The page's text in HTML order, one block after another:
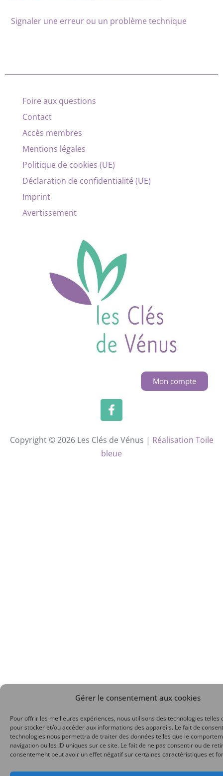
Gérer le consentement aux cookies
Pour offrir les meilleures expériences, nous utilisons des technologies telles
pour stocker et/ou accéder aux informations des appareils. Le fait de
technologies nous permettra de traiter des données telles que le
navigation ou les ID uniques sur ce site. Le fait de ne pas consentir ou de
consentement peut avoir un effet négatif sur certaines caractéristiques et
Signaler une erreur ou un problème technique
Foire aux questions
Contact
Accès membres
Mentions légales
Politique de cookies (UE)
Déclaration de confidentialité (UE)
Imprint
Avertissement
Mon compte
Copyright © 2026 Les Clés de Vénus | Réalisation Toile
bleue